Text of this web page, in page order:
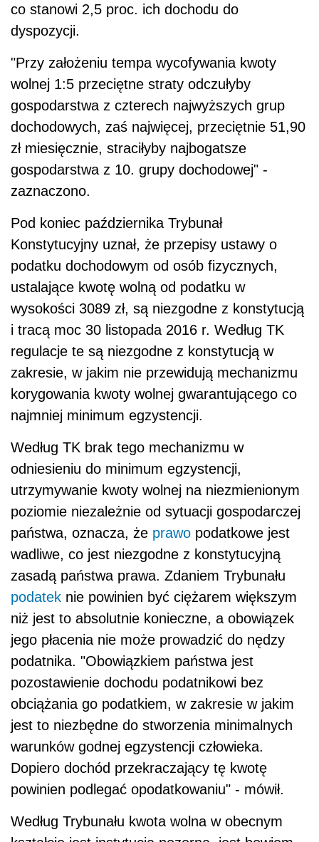
co stanowi 2,5 proc. ich dochodu do
dyspozycji.
"Przy założeniu tempa wycofywania kwoty
wolnej 1:5 przeciętne straty odczułyby
gospodarstwa z czterech najwyższych grup
dochodowych, zaś najwięcej, przeciętnie 51,90
zł miesięcznie, straciłyby najbogatsze
gospodarstwa z 10. grupy dochodowej" -
zaznaczono.
Pod koniec października Trybunał
Konstytucyjny uznał, że przepisy ustawy o
podatku dochodowym od osób fizycznych,
ustalające kwotę wolną od podatku w
wysokości 3089 zł, są niezgodne z konstytucją
i tracą moc 30 listopada 2016 r. Według TK
regulacje te są niezgodne z konstytucją w
zakresie, w jakim nie przewidują mechanizmu
korygowania kwoty wolnej gwarantującego co
najmniej minimum egzystencji.
Według TK brak tego mechanizmu w
odniesieniu do minimum egzystencji,
utrzymywanie kwoty wolnej na niezmienionym
poziomie niezależnie od sytuacji gospodarczej
państwa, oznacza, że prawo podatkowe jest
wadliwe, co jest niezgodne z konstytucyjną
zasadą państwa prawa. Zdaniem Trybunału
podatek nie powinien być ciężarem większym
niż jest to absolutnie konieczne, a obowiązek
jego płacenia nie może prowadzić do nędzy
podatnika. "Obowiązkiem państwa jest
pozostawienie dochodu podatnikowi bez
obciążania go podatkiem, w zakresie w jakim
jest to niezbędne do stworzenia minimalnych
warunków godnej egzystencji człowieka.
Dopiero dochód przekraczający tę kwotę
powinien podlegać opodatkowaniu" - mówił.
Według Trybunału kwota wolna w obecnym